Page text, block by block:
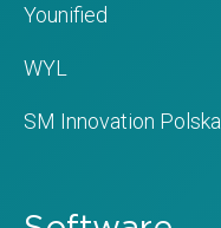
Younified
WYL
SM Innovation Polska